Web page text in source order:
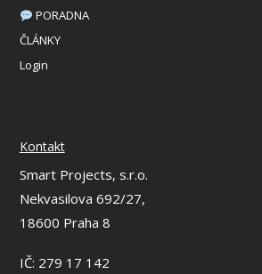
PORADNA
ČLÁNKY
Login
Kontakt
Smart Projects, s.r.o.
Nekvasilova 692/27,
18600 Praha 8
IČ: 279 17 142